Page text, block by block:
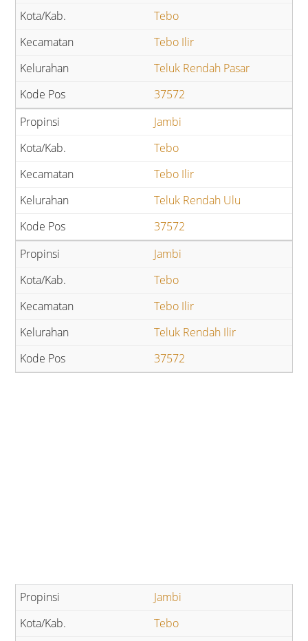
Tebo
Tebo Ilir
Teluk Rendah Pasar
37572
Jambi
Tebo
Tebo Ilir
Teluk Rendah Ulu
37572
Jambi
Tebo
Tebo Ilir
Teluk Rendah Ilir
37572
Jambi
Tebo